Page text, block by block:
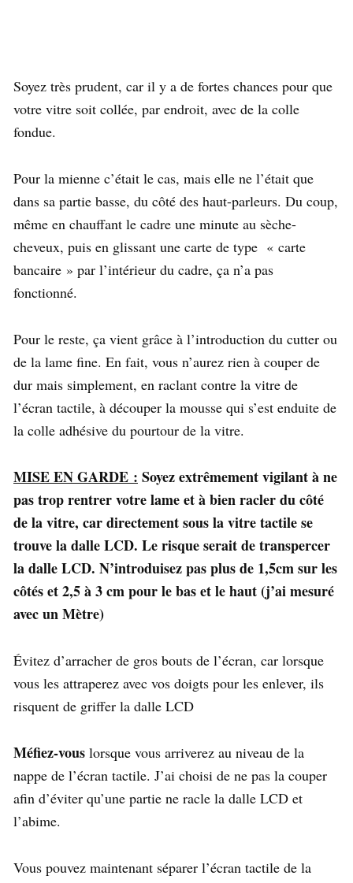
Soyez très prudent, car il y a de fortes chances pour que
votre vitre soit collée, par endroit, avec de la colle
fondue.
Pour la mienne c’était le cas, mais elle ne l’était que
dans sa partie basse, du côté des haut-parleurs. Du coup,
même en chauffant le cadre une minute au sèche-
cheveux, puis en glissant une carte de type « carte
bancaire » par l’intérieur du cadre, ça n’a pas
fonctionné.
Pour le reste, ça vient grâce à l’introduction du cutter ou
de la lame fine. En fait, vous n’aurez rien à couper de
dur mais simplement, en raclant contre la vitre de
l’écran tactile, à découper la mousse qui s’est enduite de
la colle adhésive du pourtour de la vitre.
MISE EN GARDE : Soyez extrêmement vigilant à ne
pas trop rentrer votre lame et à bien racler du côté
de la vitre, car directement sous la vitre tactile se
trouve la dalle LCD. Le risque serait de transpercer
la dalle LCD. N’introduisez pas plus de 1,5cm sur les
côtés et 2,5 à 3 cm pour le bas et le haut (j’ai mesuré
avec un Mètre)
Évitez d’arracher de gros bouts de l’écran, car lorsque
vous les attraperez avec vos doigts pour les enlever, ils
risquent de griffer la dalle LCD
Méfiez-vous lorsque vous arriverez au niveau de la
nappe de l’écran tactile. J’ai choisi de ne pas la couper
afin d’éviter qu’une partie ne racle la dalle LCD et
l’abime.
Vous pouvez maintenant séparer l’écran tactile de la